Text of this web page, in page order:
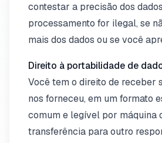
contestar a precisão dos
processamento for ilegal, se
mais dos dados ou se você
Direito à portabilidade de
Você tem o direito de receber
nos forneceu, em um formato
comum e legível por máquina
transferência para outro